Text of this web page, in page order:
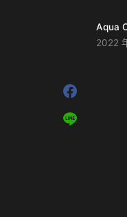
Aqua
2022